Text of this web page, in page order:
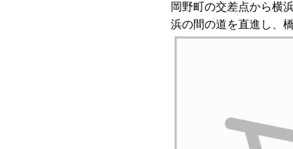
岡野町の交差点から横
浜の間の道を直進し、